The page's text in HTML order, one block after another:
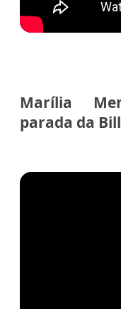
Marília
parada da